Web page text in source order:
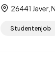
26441 Jever,
Studentenjob